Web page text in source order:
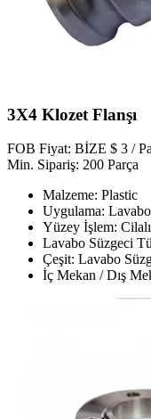
3X4 Klozet Flanşı
FOB Fiyat: BİZE $ 3 /
Min. Sipariş: 200 Parça
Malzeme: Plastic
Uygulama: Lavabo
Yüzey İşlem: Cilalı
Lavabo Süzgeci
Çeşit: Lavabo
İç Mekan / Dış